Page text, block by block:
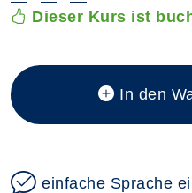
Dieser Kurs ist
In den
einfache Sprache